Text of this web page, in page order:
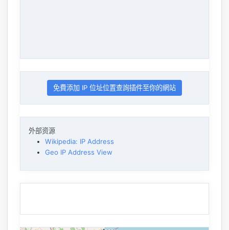
免費添加 IP 位址位置查詢插件至你的網站
外部资源
Wikipedia: IP Address
Geo IP Address View